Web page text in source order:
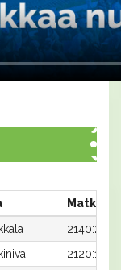
2140:2
2120:1